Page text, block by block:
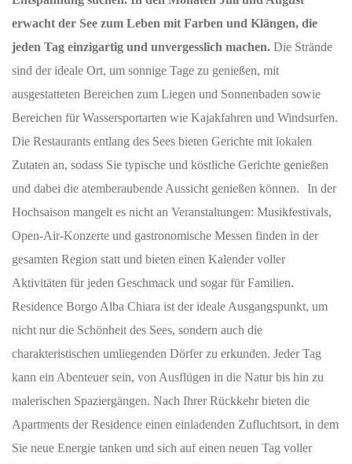
erwacht der See zum Leben mit Farben und Klängen, die
jeden Tag einzigartig und unvergesslich machen. Die Strände
sind der ideale Ort, um sonnige Tage zu genießen, mit
ausgestatteten Bereichen zum Liegen und Sonnenbaden sowie
Bereichen für Wassersportarten wie Kajakfahren und Windsurfen.
Die Restaurants entlang des Sees bieten Gerichte mit lokalen
Zutaten an, sodass Sie typische und köstliche Gerichte genießen
und dabei die atemberaubende Aussicht genießen können. In der
Hochsaison mangelt es nicht an Veranstaltungen: Musikfestivals,
Open-Air-Konzerte und gastronomische Messen finden in der
gesamten Region statt und bieten einen Kalender voller
Aktivitäten für jeden Geschmack und sogar für Familien.
Residence Borgo Alba Chiara ist der ideale Ausgangspunkt, um
nicht nur die Schönheit des Sees, sondern auch die
charakteristischen umliegenden Dörfer zu erkunden. Jeder Tag
kann ein Abenteuer sein, von Ausflügen in die Natur bis hin zu
malerischen Spaziergängen. Nach Ihrer Rückkehr bieten die
Apartments der Residence einen einladenden Zufluchtsort, in dem
Sie neue Energie tanken und sich auf einen neuen Tag voller